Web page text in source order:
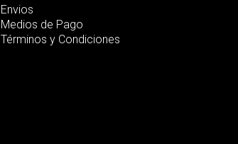
Envios
Medios de Pago
Términos y Condiciones